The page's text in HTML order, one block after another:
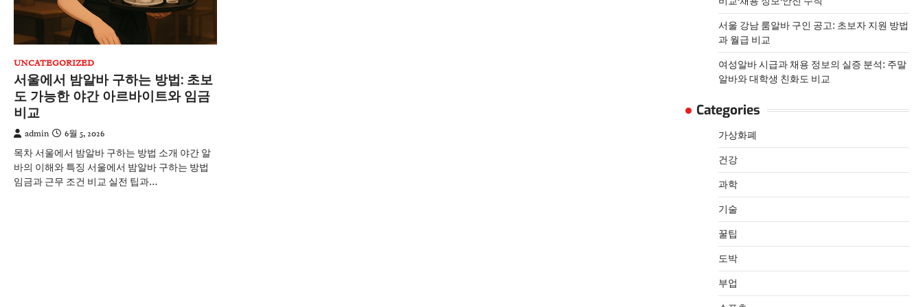
UNCATEGORIZED
서울에서 밤알바 구하는 방법: 초보
도 가능한 야간 아르바이트와 임금
비교
admin 6월 5, 2026
목차 서울에서 밤알바 구하는 방법 소개 야간 알
바의 이해와 특징 서울에서 밤알바 구하는 방법
임금과 근무 조건 비교 실전 팁과…
서울 강남 룸알바 구인 공고: 초보자 지원 방법
과 월급 비교
여성알바 시급과 채용 정보의 실증 분석: 주말
알바와 대학생 친화도 비교
Categories
가상화폐
건강
과학
기술
꿀팁
도박
부업